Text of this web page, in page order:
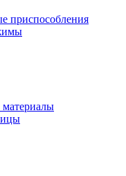
приспособления